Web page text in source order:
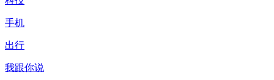
手机
出行
我跟你说